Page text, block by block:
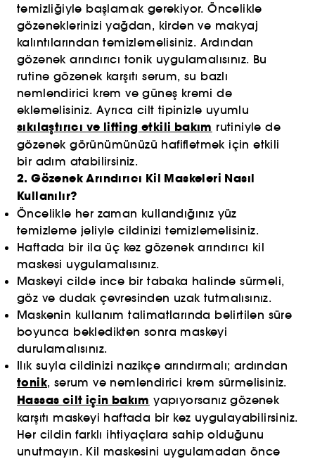
temizliğiyle başlamak gerekiyor. Öncelikle
gözeneklerinizi yağdan, kirden ve makyaj
kalıntılarından temizlemelisiniz. Ardından
gözenek arındırıcı tonik uygulamalısınız. Bu
rutine gözenek karşıtı serum, su bazlı
nemlendirici krem ve güneş kremi de
eklemelisiniz. Ayrıca cilt tipinizle uyumlu
sıkılaştırıcı ve lifting etkili bakım rutiniyle de
gözenek görünümünüzü hafifletmek için etkili
bir adım atabilirsiniz.
2. Gözenek Arındırıcı Kil Maskeleri Nasıl
Kullanılır?
Öncelikle her zaman kullandığınız yüz
temizleme jeliyle cildinizi temizlemelisiniz.
Haftada bir ila üç kez gözenek arındırıcı kil
maskesi uygulamalısınız.
Maskeyi cilde ince bir tabaka halinde sürmeli,
göz ve dudak çevresinden uzak tutmalısınız.
Maskenin kullanım talimatlarında belirtilen süre
boyunca bekledikten sonra maskeyi
durulamalısınız.
Ilık suyla cildinizi nazikçe arındırmalı; ardından
tonik, serum ve nemlendirici krem sürmelisiniz.
Hassas cilt için bakım yapıyorsanız gözenek
karşıtı maskeyi haftada bir kez uygulayabilirsiniz.
Her cildin farklı ihtiyaçlara sahip olduğunu
unutmayın. Kil maskesini uygulamadan önce